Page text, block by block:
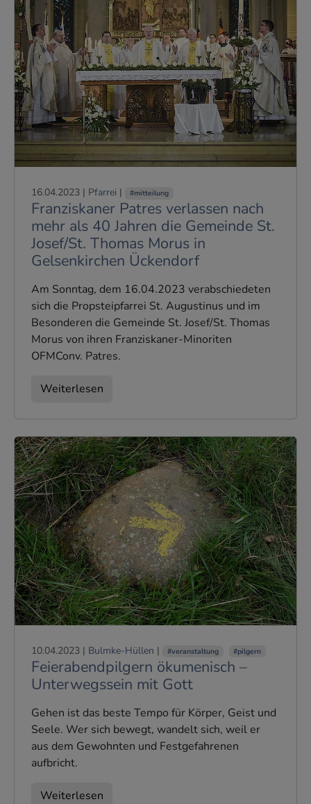
16.04.2023 | Pfarrei | #mitteilung
Franziskaner Patres verlassen nach
mehr als 40 Jahren die Gemeinde St.
Josef/St. Thomas Morus in
Gelsenkirchen Ückendorf
Am Sonntag, dem 16.04.2023 verabschiedeten
sich die Propsteipfarrei St. Augustinus und im
Besonderen die Gemeinde St. Josef/St. Thomas
Morus von ihren Franziskaner-Minoriten
OFMConv. Patres.
Weiterlesen
10.04.2023 | Bulmke-Hüllen | #veranstaltung #pilgern
Feierabendpilgern ökumenisch –
Unterwegssein mit Gott
Gehen ist das beste Tempo für Körper, Geist und
Seele. Wer sich bewegt, wandelt sich, weil er
aus dem Gewohnten und Festgefahrenen
aufbricht.
Weiterlesen